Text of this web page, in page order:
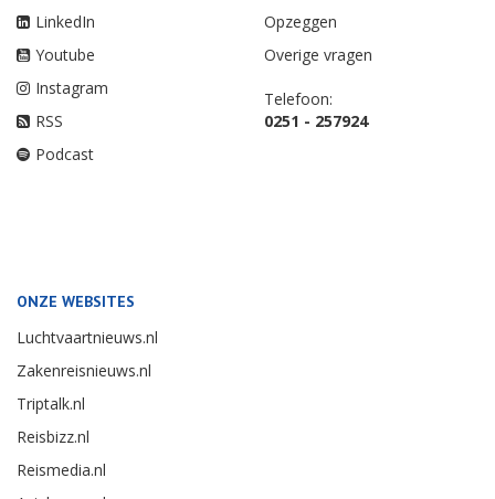
LinkedIn
Youtube
Instagram
RSS
Podcast
Opzeggen
Overige vragen
Telefoon:
0251 - 257924
ONZE WEBSITES
Luchtvaartnieuws.nl
Zakenreisnieuws.nl
Triptalk.nl
Reisbizz.nl
Reismedia.nl